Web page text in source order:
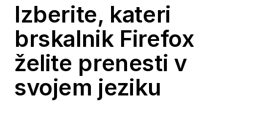
Izberite, kateri
brskalnik Firefox
želite prenesti v
svojem jeziku